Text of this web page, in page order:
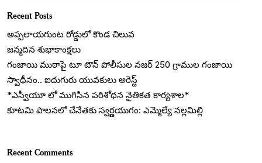
Recent Posts
అప్పలాయగుంట రోడ్డులో కొండ చిలువ
జన్మదిన శుభాకాంక్షలు
గంజాయి ముఠాపై టూ టౌన్ పోలీసుల నజర్ 250 గ్రాముల గంజాయి
స్వాధీనం.. ఐదుగురు యువకులు అరెస్ట్
*ఎస్వీయూ లో ముగిసిన పరిశోధన నైతికత కార్యశాల*
కూటమి పాలనలో చేనేతకు స్వర్ణయుగం: ఎమ్మెల్యే నల్లమిల్లి
Recent Comments